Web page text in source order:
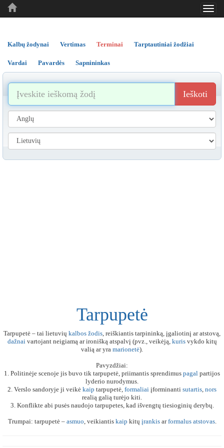
..
..
Kalbų žodynai Vertimas Terminai Tarptautiniai žodžiai
Vardai Pavardės Sapnininkas
Ieškoti
Tarpupetė
Tarpupetė – tai lietuvių kalbos žodis, reiškiantis tarpininką, įgaliotinį ar atstovą,
dažnaivartojant neigiamą ar ironišką atspalvį (pvz., veikėją, kurisvykdo kitų
valią ar yra marionetė).
Pavyzdžiai:
1. Politinėje scenoje jis buvo tik tarpupetė, priimantis sprendimus pagal partijos
lyderio nurodymus.
2. Verslo sandoryje ji veikė kaip tarpupetė, formaliai įforminanti sutartis, nors
realią galią turėjo kiti.
3. Konflikte abi pusės naudojo tarpupetes, kad išvengtų tiesioginių derybų.
Trumpai: tarpupetė – asmuo, veikiantis kaip kitų įrankisarformalus atstovas.